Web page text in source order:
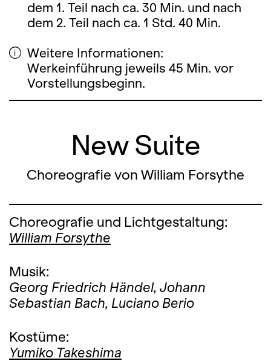
dem 1. Teil nach ca. 30 Min. und nach
dem 2. Teil nach ca. 1 Std. 40 Min.
Weitere Informationen:
Werkeinführung jeweils 45 Min. vor
Vorstellungsbeginn.
New Suite
Choreografie von William Forsythe
Choreografie und Lichtgestaltung:
William Forsythe
Musik:
Georg Friedrich Händel, Johann
Sebastian Bach, Luciano Berio
Kostüme:
Yumiko Takeshima